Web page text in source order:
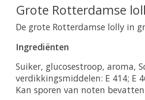
Grote Rotterdamse
De grote Rotterdamse lolly in
Ingrediënten
Suiker, glucosestroop, aroma,
verdikkingsmiddelen: E 414; E
Kan sporen van noten